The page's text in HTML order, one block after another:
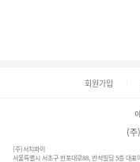
회원가입
(
(주)서치파이
서울특별시 서초구 반포대로88, 반석빌딩 5층 대표